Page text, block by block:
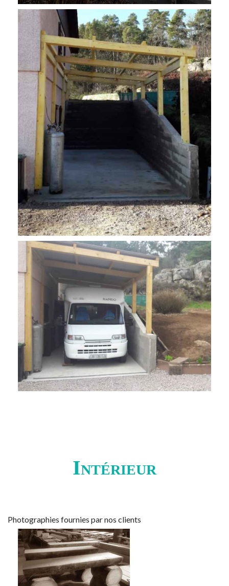
Intérieur
Photographies fournies par nos clients